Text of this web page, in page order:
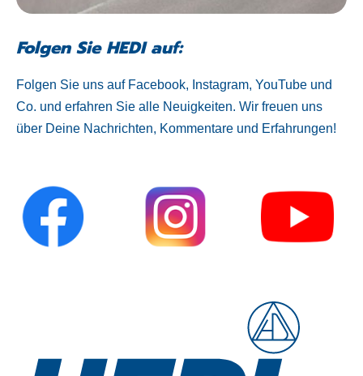
Folgen Sie HEDI auf:
Folgen Sie uns auf Facebook, Instagram, YouTube und
Co. und erfahren Sie alle Neuigkeiten. Wir freuen uns
über Deine Nachrichten, Kommentare und Erfahrungen!